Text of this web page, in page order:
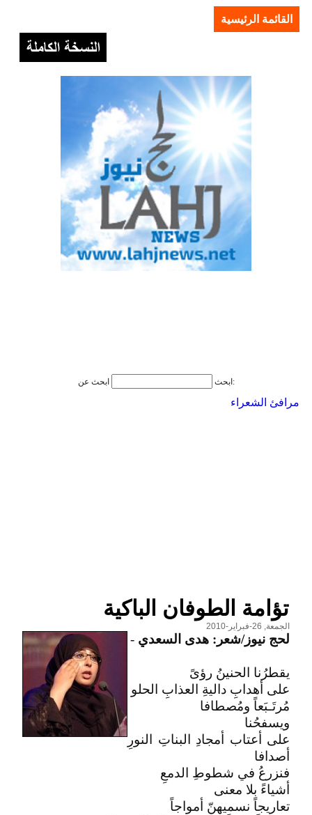
القائمة الرئيسية
ابحث ابحث عن:
مرافئ الشعراء
تؤامة الطوفان الباكية
الجمعة, 26-فبراير-2010
لحج نيوز/شعر: هدى السعدي -
يقطرُنا الحنينُ رؤىً
على أهدابِ داليةِ العذابِ الحلو
مُرتَـبَعاً ومُصطافا
ويسفحُنا
على أعتاب أمجادِ البناتِ النورِ
أصدافا
فنزرعُ في شطوطِ الدمعِ
أشياءً بلا معنى
تعاريجاً نسميهنّ أمواجاً